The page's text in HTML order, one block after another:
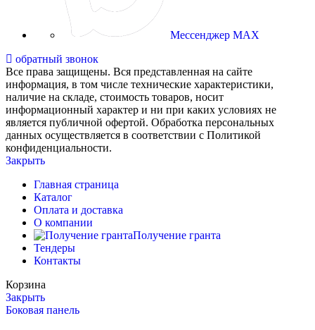
Мессенджер MAX
обратный звонок
Все права защищены. Вся представленная на сайте
информация, в том числе технические характеристики,
наличие на складе, стоимость товаров, носит
информационный характер и ни при каких условиях не
является публичной офертой. Обработка персональных
данных осуществляется в соответствии с Политикой
конфиденциальности.
Закрыть
Главная страница
Каталог
Оплата и доставка
О компании
Получение гранта
Тендеры
Контакты
Корзина
Закрыть
Боковая панель